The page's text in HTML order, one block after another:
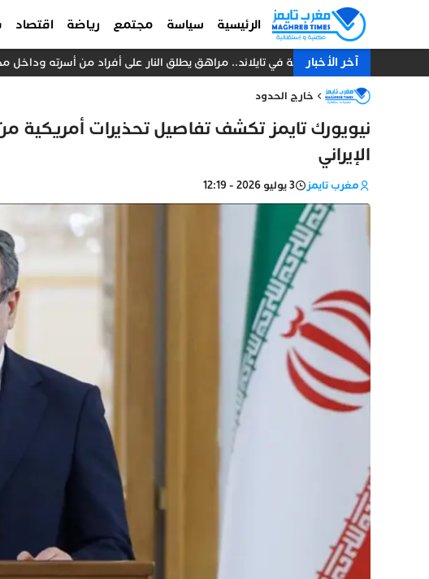
الرئيسية سياسة مجتمع رياضة اقتصاد
آخر الأخبار
مأساة دامية في تايلاند.. مراهق يطلق النار على أفراد من أسرته وداخل
خارج الحدود
نيويورك تايمز تكشف تفاصيل تحذيرات أمريكية
الإيراني
مغرب تايمز 3 يوليو 2026 - 12:19